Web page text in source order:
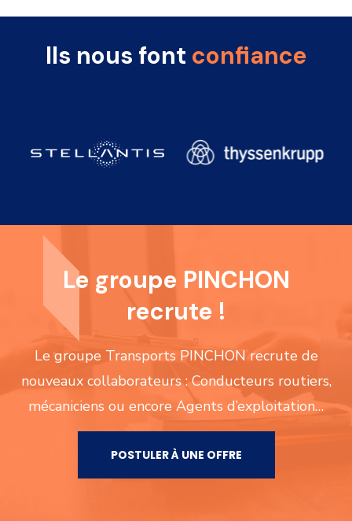
Ils nous font confiance
Le groupe PINCHON
recrute !
Le groupe Transports PINCHON recrute de
nouveaux collaborateurs : Conducteurs routiers,
mécaniciens ou encore Agents d’exploitation…
POSTULER À UNE OFFRE